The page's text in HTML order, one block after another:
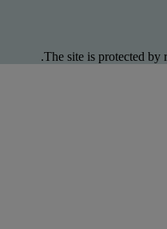
The site is protected